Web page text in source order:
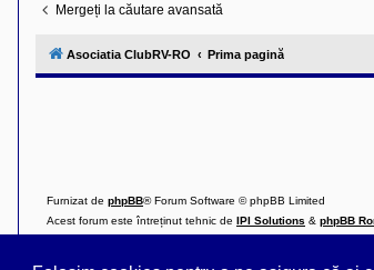
Mergeți la căutare avansată
Asociatia ClubRV-RO Prima pagină
Furnizat de phpBB® Forum Software © phpBB Limited
Acest forum este întreținut tehnic de IPI Solutions & phpBB